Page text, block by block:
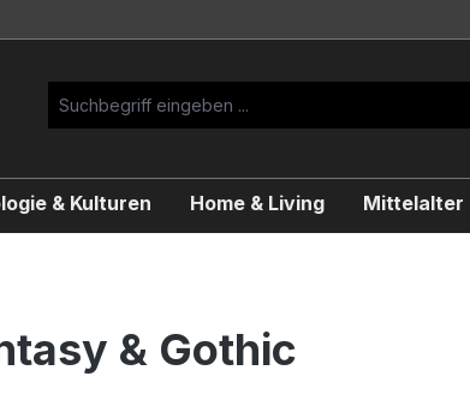
& Kulturen Home & Living Mittelalter
& Gothic